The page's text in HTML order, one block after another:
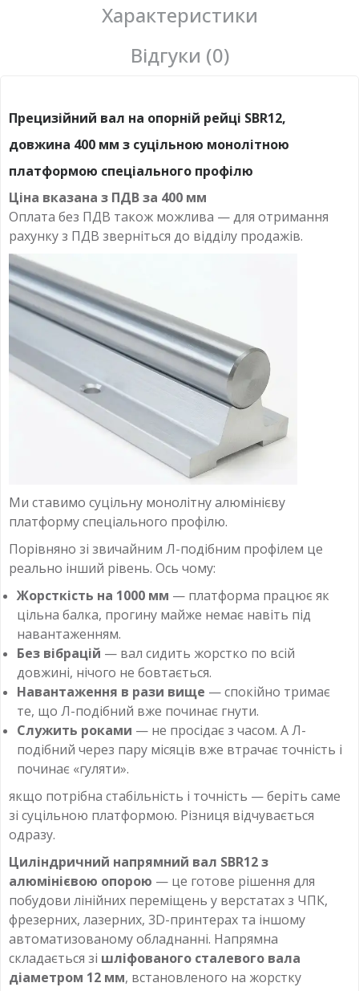
Характеристики
Відгуки (0)
Прецизійний вал на опорній рейці SBR12,
довжина 400 мм з суцільною монолітною
платформою спеціального профілю
Ціна вказана з ПДВ за 400 мм
Оплата без ПДВ також можлива — для отримання
рахунку з ПДВ зверніться до відділу продажів.
Ми ставимо суцільну монолітну алюмінієву
платформу спеціального профілю.
Порівняно зі звичайним Л-подібним профілем це
реально інший рівень. Ось чому:
Жорсткість на 1000 мм — платформа працює як
цільна балка, прогину майже немає навіть під
навантаженням.
Без вібрацій — вал сидить жорстко по всій
довжині, нічого не бовтається.
Навантаження в рази вище — спокійно тримає
те, що Л-подібний вже починає гнути.
Служить роками — не просідає з часом. А Л-
подібний через пару місяців вже втрачає точність і
починає «гуляти».
якщо потрібна стабільність і точність — беріть саме
зі суцільною платформою. Різниця відчувається
одразу.
Циліндричний напрямний вал SBR12 з
алюмінієвою опорою — це готове рішення для
побудови лінійних переміщень у верстатах з ЧПК,
фрезерних, лазерних, 3D-принтерах та іншому
автоматизованому обладнанні. Напрямна
складається зі шліфованого сталевого вала
діаметром 12 мм, встановленого на жорстку